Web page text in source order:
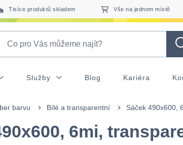
Tisíce produktů skladem Vše na jednom místě
Služby Blog Kariéra
barvu Bílé a transparentní Sáček 490x600,
6mi,